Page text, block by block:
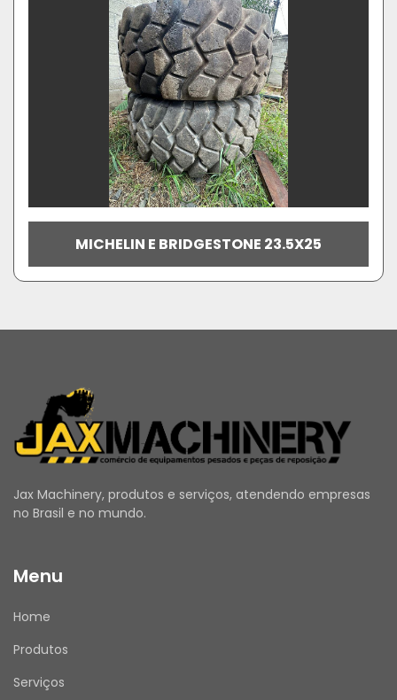
MICHELIN E BRIDGESTONE 23.5X25
Jax Machinery, produtos e serviços, atendendo empresas
no Brasil e no mundo.
Menu
Home
Produtos
Serviços